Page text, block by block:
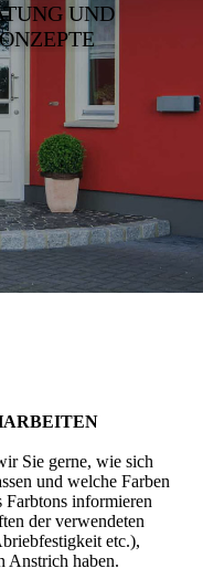
UND
Sie gerne, wie sich
und welche Farben
Farbtons informieren
der verwendeten
etc.),
Anstrich haben.